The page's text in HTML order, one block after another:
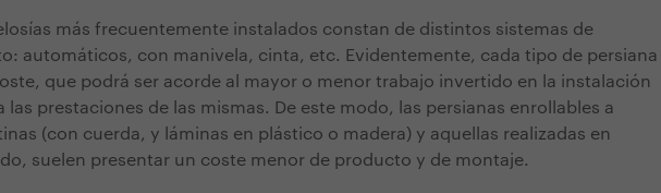
más frecuentemente instalados constan de distintos sistemas de
automáticos, con manivela, cinta, etc. Evidentemente, cada tipo de persiana
que podrá ser acorde al mayor o menor trabajo invertido en la instalación
las prestaciones de las mismas. De este modo, las persianas enrollables a
(con cuerda, y láminas en plástico o madera) y aquellas realizadas en
suelen presentar un coste menor de producto y de montaje.